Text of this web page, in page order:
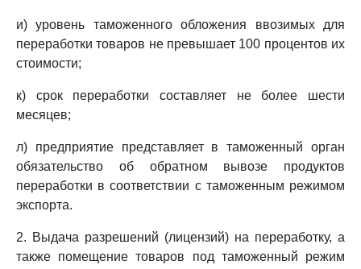
и) уровень таможенного обложения ввозимых для
переработки товаров не превышает 100 процентов их
стоимости;
к) срок переработки составляет не более шести
месяцев;
л) предприятие представляет в таможенный орган
обязательство об обратном вывозе продуктов
переработки в соответствии с таможенным режимом
экспорта.
2. Выдача разрешений (лицензий) на переработку, а
также помещение товаров под таможенный режим